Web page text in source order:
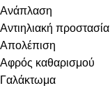
Ανάπλαση
Αντιηλιακή προστασία
Απολέπιση
Αφρός καθαρισμού
Γαλάκτωμα